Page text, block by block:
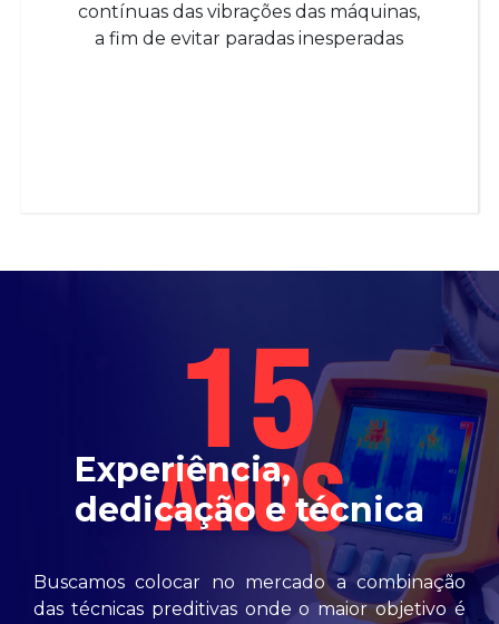
contínuas das vibrações das máquinas,
a fim de evitar paradas inesperadas
15
ANOS
Experiência,
dedicação e técnica
Buscamos colocar no mercado a combinação
das técnicas preditivas onde o maior objetivo é